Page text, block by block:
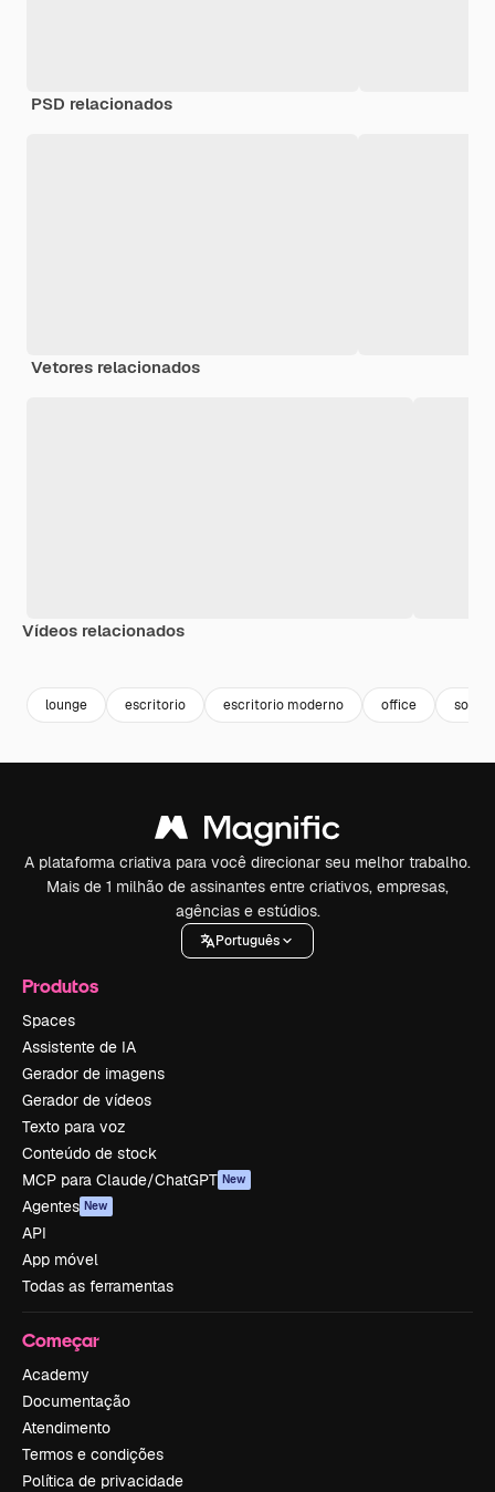
PSD relacionados
Vetores relacionados
Vídeos relacionados
lounge escritorio escritorio moderno office sofa
A plataforma criativa para você direcionar seu melhor trabalho.
Mais de 1 milhão de assinantes entre criativos, empresas,
agências e estúdios.
Português
Produtos
Spaces
Assistente de IA
Gerador de imagens
Gerador de vídeos
Texto para voz
Conteúdo de stock
MCP para Claude/ChatGPT New
Agentes New
API
App móvel
Todas as ferramentas
Começar
Academy
Documentação
Atendimento
Termos e condições
Política de privacidade